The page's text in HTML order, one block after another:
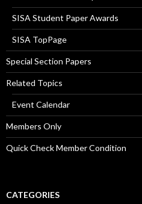
SISA Student Paper Awards
SISA TopPage
Special Section Papers
Related Topics
Event Calendar
Members Only
Quick Check Member Condition
CATEGORIES